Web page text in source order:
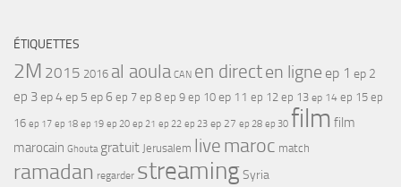
ÉTIQUETTES
2M 2015 2016 al aoula CAN en directen ligne ep 1 ep 2
ep 3ep 4ep 5 ep 6 ep 7 ep 8 ep 9 ep 10 ep 11 ep 12 ep 13 ep 14 ep 15 ep
16 ep 17 ep 18 ep 19 ep 20 ep 21 ep 22 ep 23 ep 27 ep 28 ep 30 film film
marocain Ghouta gratuit Jerusalem live maroc match
ramadan regarder streamingSyria